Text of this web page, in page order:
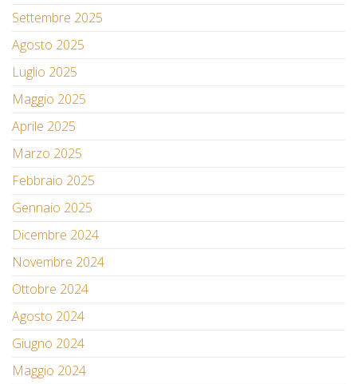
Settembre 2025
Agosto 2025
Luglio 2025
Maggio 2025
Aprile 2025
Marzo 2025
Febbraio 2025
Gennaio 2025
Dicembre 2024
Novembre 2024
Ottobre 2024
Agosto 2024
Giugno 2024
Maggio 2024